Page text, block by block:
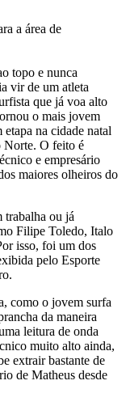
a área de
topo e nunca
vir de um atleta
que já voa alto
o mais jovem
na cidade natal
Norte. O feito é
e empresário
maiores olheiros do
trabalha ou já
Filipe Toledo, Italo
isso, foi um dos
pelo Esporte
como o jovem surfa
da maneira
leitura de onda
muito alto ainda,
extrair bastante de
de Matheus desde